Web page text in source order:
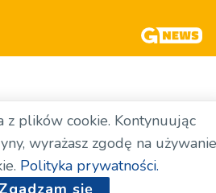
z plików cookie. Kontynuując
wyrażasz zgodę na używanie
Polityka prywatności.
Zgadzam się